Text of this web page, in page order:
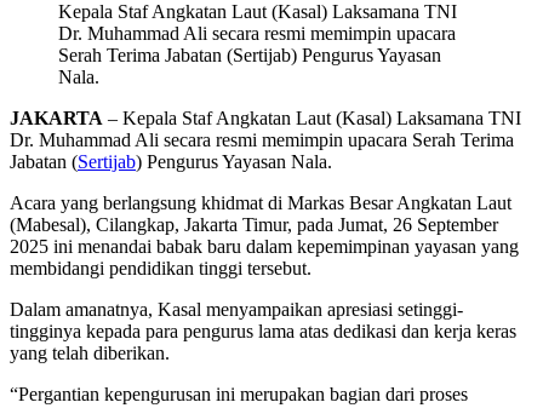
Kepala Staf Angkatan Laut (Kasal) Laksamana TNI
Dr. Muhammad Ali secara resmi memimpin upacara
Serah Terima Jabatan (Sertijab) Pengurus Yayasan
Nala.
JAKARTA – Kepala Staf Angkatan Laut (Kasal) Laksamana TNI
Dr. Muhammad Ali secara resmi memimpin upacara Serah Terima
Jabatan (Sertijab) Pengurus Yayasan Nala.
Acara yang berlangsung khidmat di Markas Besar Angkatan Laut
(Mabesal), Cilangkap, Jakarta Timur, pada Jumat, 26 September
2025 ini menandai babak baru dalam kepemimpinan yayasan yang
membidangi pendidikan tinggi tersebut.
Dalam amanatnya, Kasal menyampaikan apresiasi setinggi-
tingginya kepada para pengurus lama atas dedikasi dan kerja keras
yang telah diberikan.
“Pergantian kepengurusan ini merupakan bagian dari proses